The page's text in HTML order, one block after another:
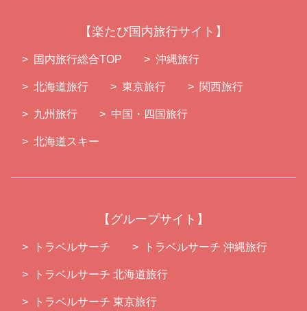
楽たび国内旅行サイト
国内旅行総合TOP 沖縄旅行
北海道旅行 東京旅行 関西旅行
九州旅行 中国・四国旅行
北海道スキー
グループサイト
トラベルサーチ トラベルサーチ 沖縄旅行
トラベルサーチ 北海道旅行
トラベルサーチ 東京旅行